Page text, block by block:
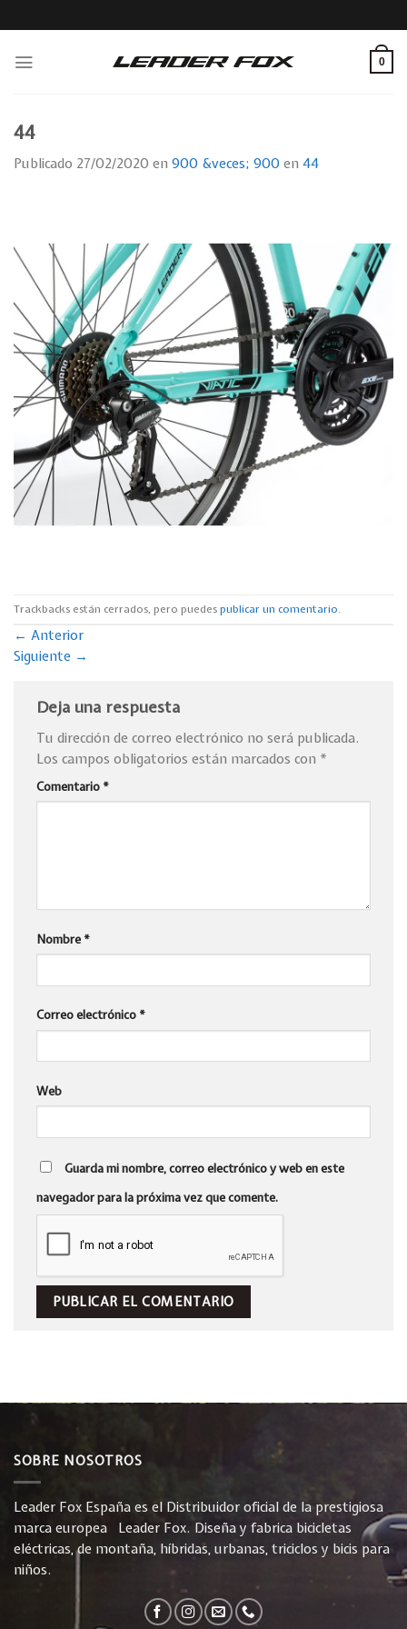
to
0
44
Publicado 27/02/2020 en 900 &veces; 900 en 44
Trackbacks están cerrados, pero puedespublicar un comentario.
← Anterior
Siguiente →
Deja una respuesta
Tu dirección de correo electrónico no será publicada.
Los campos obligatorios están marcados con *
Comentario *
Nombre *
Correo electrónico *
Web
Guarda mi nombre, correo electrónico y web en este
navegador para la próxima vez que comente.
SOBRE NOSOTROS
Leader Fox España es el Distribuidor oficial de la prestigiosa
marca europea Leader Fox. Diseña y fabrica bicicletas
eléctricas, de montaña, híbridas, urbanas, triciclos y bicis para
niños.